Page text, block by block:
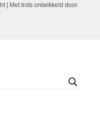
| Met trots ontwikkeld door